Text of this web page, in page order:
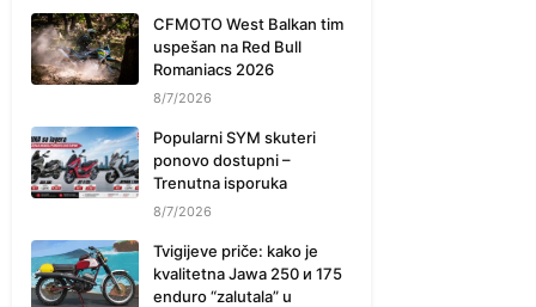
CFMOTO West Balkan tim
uspešan na Red Bull
Romaniacs 2026
8/7/2026
Popularni SYM skuteri
ponovo dostupni –
Trenutna isporuka
8/7/2026
Tvigijeve priče: kako je
kvalitetna Jawa 250 и 175
enduro “zalutala” u